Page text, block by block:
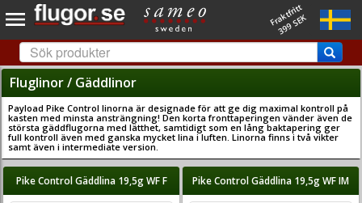
Fraktfritt
399 SEK
Fluglinor / Gäddlinor
Payload Pike Control linorna är designade för att ge dig maximal kontroll på
kasten med minsta ansträngning! Den korta fronttaperingen vänder även de
största gäddflugorna med lätthet, samtidigt som en lång baktapering ger
full kontroll även med ganska mycket lina i luften. Linorna finns i två vikter
samt även i intermediate version.
Pike Control Gäddlina 19,5g WF F Pike Control Gäddlina 19,5g WF IM